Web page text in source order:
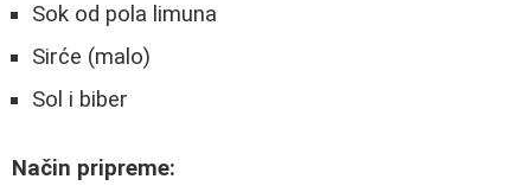
Sok od pola limuna
Sirće (malo)
Sol i biber
Način pripreme: